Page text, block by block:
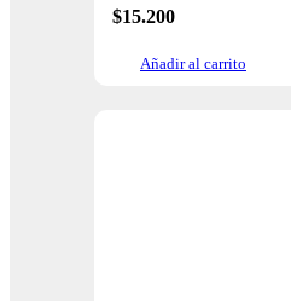
$15.200
Añadir al carrito